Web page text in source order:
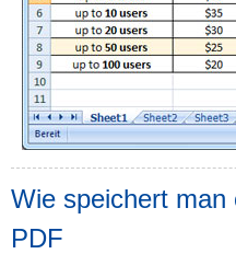
Wie speichert man
PDF